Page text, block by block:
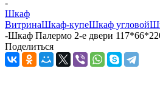
-
Шкаф
ВитринаШкаф-купеШкаф угловой
-Шкаф Палермо 2-е двери
Поделиться